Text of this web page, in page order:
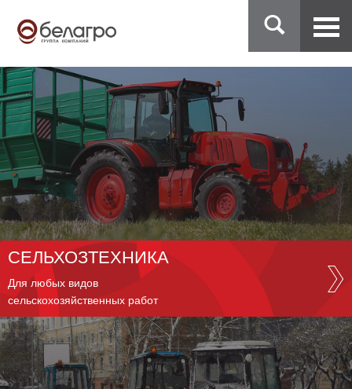
СЕЛЬХОЗТЕХНИКА
Для любых видов
сельскохозяйственных работ